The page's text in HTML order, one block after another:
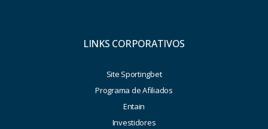
LINKS CORPORATIVOS
Site Sportingbet
Programa de Afiliados
Entain
Investidores